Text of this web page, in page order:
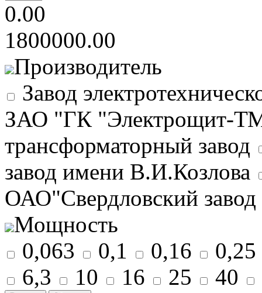
0.00
1800000.00
Производитель
Завод
ЗАО "ГК "Электрощит-
трансформаторный завод
завод имени В.И.Козлова
ОАО"Свердловский завод
Мощность
0,063
0,1 0,16
0,25
6,3
10 16 25 40